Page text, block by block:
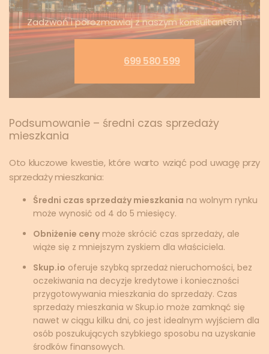
Zadzwoń i porozmawiaj z naszym konsultantem
699 580 599
Podsumowanie – średni czas sprzedaży
mieszkania
Oto kluczowe kwestie, które warto wziąć pod uwagę przy
sprzedaży mieszkania:
Średni czas sprzedaży mieszkania na wolnym rynku
może wynosić od 4 do 5 miesięcy.
Obniżenie ceny może skrócić czas sprzedaży, ale
wiąże się z mniejszym zyskiem dla właściciela.
Skup.io oferuje szybką sprzedaż nieruchomości, bez
oczekiwania na decyzje kredytowe i konieczności
przygotowywania mieszkania do sprzedaży. Czas
sprzedaży mieszkania w Skup.io może zamknąć się
nawet w ciągu kilku dni, co jest idealnym wyjściem dla
osób poszukujących szybkiego sposobu na uzyskanie
środków finansowych.